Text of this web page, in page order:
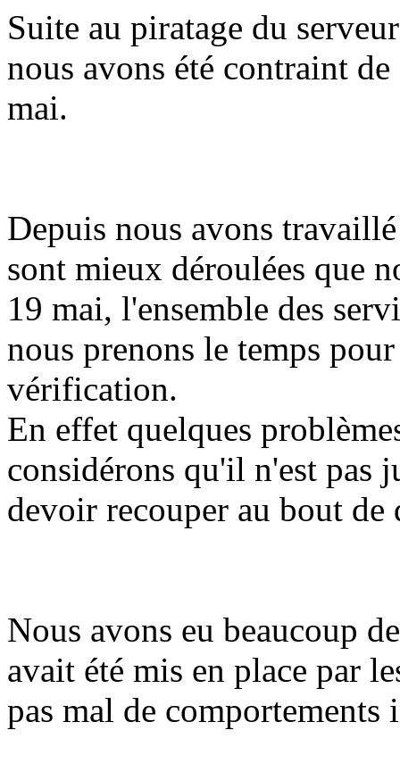
Suite au piratage du
nous avons été contraint
mai.
Depuis nous avons
sont mieux déroulées que
19 mai, l'ensemble des
nous prenons le temps
vérification.
En effet quelques
considérons qu'il n'est pas
devoir recouper au bout de
Nous avons eu beaucoup
avait été mis en place par
pas mal de comportements